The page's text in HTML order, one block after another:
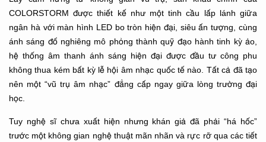
COLORSTORM được thiết kế như một tinh cầu lấp lánh giữa
ngân hà với màn hình LED bo tròn hiện đại, siêu ấn tượng, cùng
ánh sáng đổ nghiêng mô phỏng thành quỹ đạo hành tinh kỳ ảo,
hệ thống âm thanh ánh sáng hiện đại được đầu tư công phu
không thua kém bất kỳ lễ hội âm nhạc quốc tế nào. Tất cả đã tạo
nên một “vũ trụ âm nhạc” đẳng cấp ngay giữa lòng trường đại
học.
Tuy nghệ sĩ chưa xuất hiện nhưng khán giả đã phải “há hốc”
trước một không gian nghệ thuật mãn nhãn và rực rỡ qua các tiết